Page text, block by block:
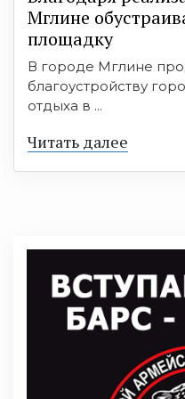
Мглине
площадку
В городе Мглине
благоустройству
отдыха в ...
Читать далее